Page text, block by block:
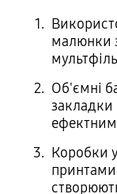
малюнки
Об'ємні
закладки
Коробки